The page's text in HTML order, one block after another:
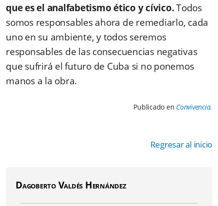
que es el analfabetismo ético y cívico.Todos
somos responsables ahora de remediarlo, cada
uno en su ambiente, y todos seremos
responsables de las consecuencias negativas
que sufrirá el futuro de Cuba si no ponemos
manos a la obra.
Publicado en Convivencia.
Regresar al inicio
Dagoberto Valdés Hernández